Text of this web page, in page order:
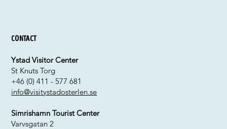
Contact
Ystad Visitor Center
St Knuts Torg
+46 (0) 411 - 577 681
info@visitystadosterlen.se
Simrishamn Tourist Center
Varvsgatan 2